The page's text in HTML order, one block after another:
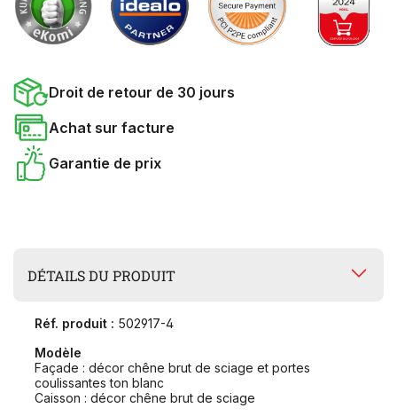
Droit de retour de 30 jours
Achat sur facture
Garantie de prix
DÉTAILS DU PRODUIT
Réf. produit : 502917-4
Modèle
Façade : décor chêne brut de sciage et portes
coulissantes ton blanc
Caisson : décor chêne brut de sciage